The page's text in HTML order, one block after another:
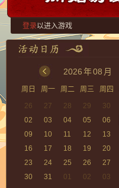
登录以进入游戏
2026年08 月
周日 周一 周二 周三 周四
26
27 28 29 30
02
03 04 05 06
09
10 11 12 13
16
17 18 19 20
23
24 25 26 27
30
31 01 02 03